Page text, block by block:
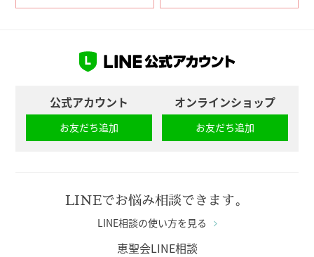
公式アカウント
お友だち追加
オンラインショップ
お友だち追加
LINEでお悩み相談できます。
LINE相談の使い方を見る
恵聖会LINE相談